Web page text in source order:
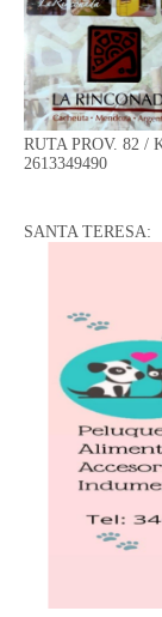
RUTA PROV. 82 /
2613349490
SANTA TERESA: